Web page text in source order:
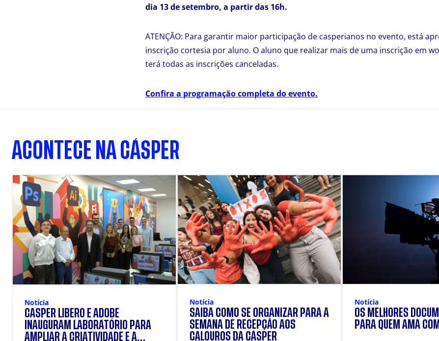
dia 13 de setembro, a partir das 16h.
ATENÇÃO: Para garantir maior participação de casperianos no evento, está
inscrição cortesia por aluno. O aluno que realizar mais de uma inscrição em
terá todas as inscrições canceladas.
Confira a programação completa do evento.
ACONTECE NA CÁSPER
Notícia
CÁSPER LÍBERO E ADOBE
INAUGURAM LABORATÓRIO PARA
AMPLIAR A CRIATIVIDADE E A
Notícia
SAIBA COMO SE ORGANIZAR PARA A
SEMANA DE RECEPÇÃO AOS
CALOUROS DA CÁSPER
Notícia
OS MELHORES
PARA QUEM AMA